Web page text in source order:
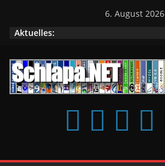
6. August 2026
Aktuelles: